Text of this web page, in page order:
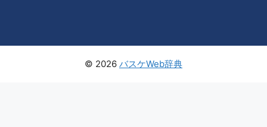
© 2026 バスケWeb辞典